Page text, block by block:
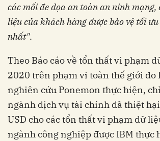
các mối đe dọa an toàn an ninh mạng,
liệu của khách hàng được bảo vệ tối
nhất".
Theo Báo cáo về tổn thất vi phạm
2020 trên phạm vi toàn thế giới do
nghiên cứu Ponemon thực hiện,
ngành dịch vụ tài chính đã thiệt hại
USD cho các tổn thất vi phạm dữ
ngành công nghiệp được IBM thực